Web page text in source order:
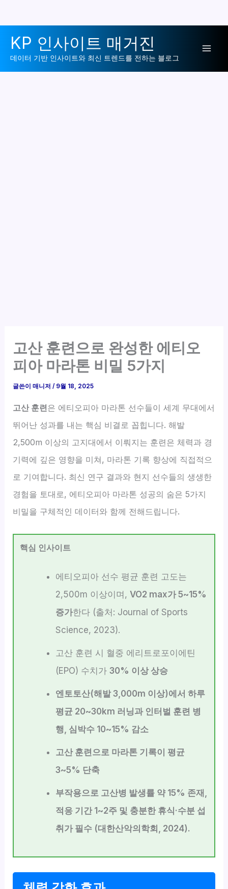
로
KP 인사이트 매거진
데이터 기반 인사이트와 최신 트렌드를 전하는 블로그
고산 훈련으로 완성한 에티오
피아 마라톤 비밀 5가지
글쓴이매니저/ 9월 18, 2025
고산 훈련은 에티오피아 마라톤 선수들이 세계 무대에서
뛰어난 성과를 내는 핵심 비결로 꼽힙니다. 해발
2,500m 이상의 고지대에서 이뤄지는 훈련은 체력과 경
기력에 깊은 영향을 미쳐, 마라톤 기록 향상에 직접적으
로 기여합니다. 최신 연구 결과와 현지 선수들의 생생한
경험을 토대로, 에티오피아 마라톤 성공의 숨은 5가지
비밀을 구체적인 데이터와 함께 전해드립니다.
핵심 인사이트
에티오피아 선수 평균 훈련 고도는
2,500m 이상이며, VO2 max가 5~15%
증가한다 (출처: Journal of Sports
Science, 2023).
고산 훈련 시 혈중 에리트로포이에틴
(EPO) 수치가 30% 이상 상승
엔토토산(해발 3,000m 이상)에서 하루
평균 20~30km 러닝과 인터벌 훈련 병
행, 심박수 10~15% 감소
고산 훈련으로 마라톤 기록이 평균
3~5% 단축
부작용으로 고산병 발생률 약 15% 존재,
적응 기간 1~2주 및 충분한 휴식·수분 섭
취가 필수 (대한산악의학회, 2024).